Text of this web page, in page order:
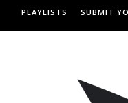
PLAYLISTS SUBMIT